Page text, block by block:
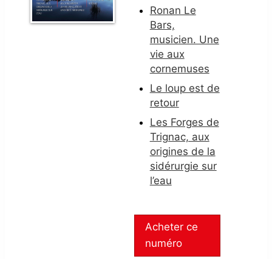
Ronan Le
Bars,
musicien. Une
vie aux
cornemuses
Le loup est de
retour
Les Forges de
Trignac, aux
origines de la
sidérurgie sur
l’eau
Acheter ce
numéro